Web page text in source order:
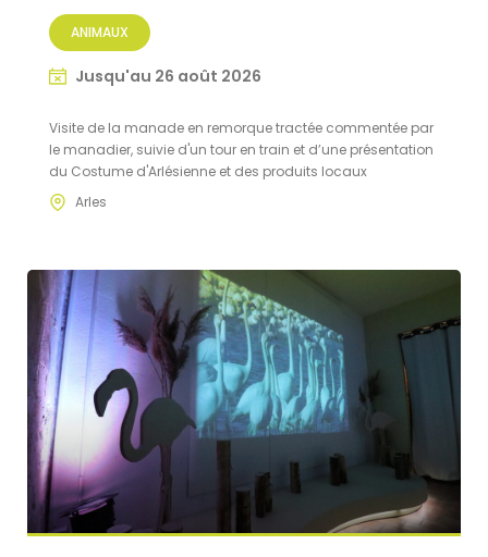
ANIMAUX
Jusqu'au 26 août 2026
Visite de la manade en remorque tractée commentée par
le manadier, suivie d'un tour en train et d’une présentation
du Costume d'Arlésienne et des produits locaux
Arles